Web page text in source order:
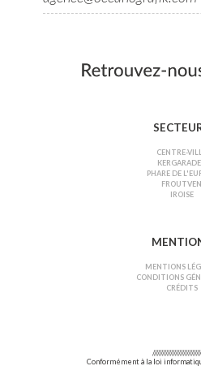
CENTRE-
PHARE DE
FROUTVEN
IROISE
MENTIONS
CONDITIONS
CRÉDITS
Conformément à la loi